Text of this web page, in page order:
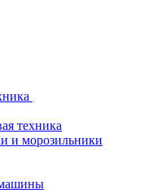
техника
и морозильники